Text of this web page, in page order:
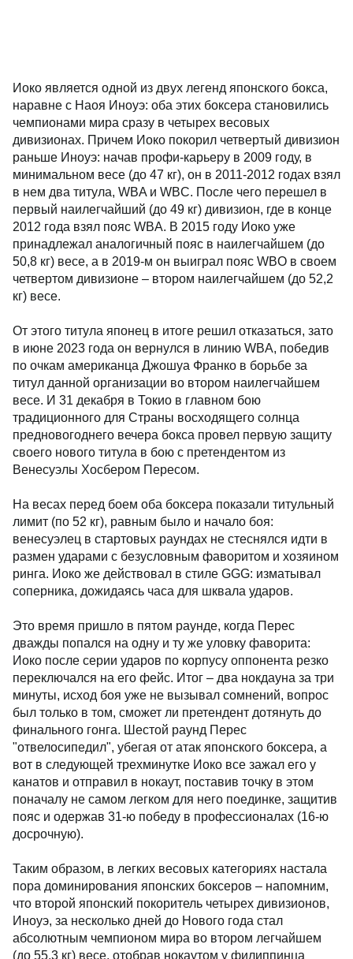
Иоко является одной из двух легенд японского бокса,
наравне с Наоя Иноуэ: оба этих боксера становились
чемпионами мира сразу в четырех весовых
дивизионах. Причем Иоко покорил четвертый дивизион
раньше Иноуэ: начав профи-карьеру в 2009 году, в
минимальном весе (до 47 кг), он в 2011-2012 годах взял
в нем два титула, WBA и WBC. После чего перешел в
первый наилегчайший (до 49 кг) дивизион, где в конце
2012 года взял пояс WBA. В 2015 году Иоко уже
принадлежал аналогичный пояс в наилегчайшем (до
50,8 кг) весе, а в 2019-м он выиграл пояс WBO в своем
четвертом дивизионе – втором наилегчайшем (до 52,2
кг) весе.
От этого титула японец в итоге решил отказаться, зато
в июне 2023 года он вернулся в линию WBA, победив
по очкам американца Джошуа Франко в борьбе за
титул данной организации во втором наилегчайшем
весе. И 31 декабря в Токио в главном бою
традиционного для Страны восходящего солнца
предновогоднего вечера бокса провел первую защиту
своего нового титула в бою с претендентом из
Венесуэлы Хосбером Пересом.
На весах перед боем оба боксера показали титульный
лимит (по 52 кг), равным было и начало боя:
венесуэлец в стартовых раундах не стеснялся идти в
размен ударами с безусловным фаворитом и хозяином
ринга. Иоко же действовал в стиле GGG: изматывал
соперника, дожидаясь часа для шквала ударов.
Это время пришло в пятом раунде, когда Перес
дважды попался на одну и ту же уловку фаворита:
Иоко после серии ударов по корпусу оппонента резко
переключался на его фейс. Итог – два нокдауна за три
минуты, исход боя уже не вызывал сомнений, вопрос
был только в том, сможет ли претендент дотянуть до
финального гонга. Шестой раунд Перес
"отвелосипедил", убегая от атак японского боксера, а
вот в следующей трехминутке Иоко все зажал его у
канатов и отправил в нокаут, поставив точку в этом
поначалу не самом легком для него поединке, защитив
пояс и одержав 31-ю победу в профессионалах (16-ю
досрочную).
Таким образом, в легких весовых категориях настала
пора доминирования японских боксеров – напомним,
что второй японский покоритель четырех дивизионов,
Иноуэ, за несколько дней до Нового года стал
абсолютным чемпионом мира во втором легчайшем
(до 55,3 кг) весе, отобрав нокаутом у филиппинца